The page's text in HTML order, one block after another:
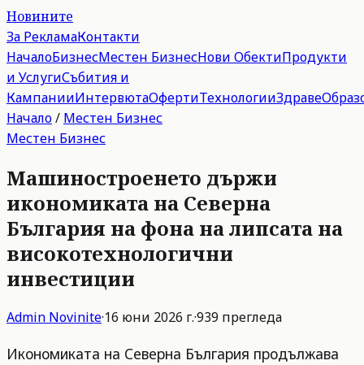
Новините
За РекламаКонтакти
НачалоБизнесМестен БизнесНови ОбектиПродукти
и УслугиСъбития и
КампанииИнтервютаОфертиТехнологииЗдраве
Начало/ Местен Бизнес
Местен Бизнес
Машиностроенето държи
икономиката на Северна
България на фона на липсата на
високотехнологични
инвестиции
Admin Novinite·16 юни 2026 г.·939 прегледа
Икономиката на Северна България продължава